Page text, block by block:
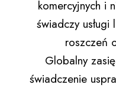
komercyjnych i
świadczy
roszczeń
Globalny
świadczenie